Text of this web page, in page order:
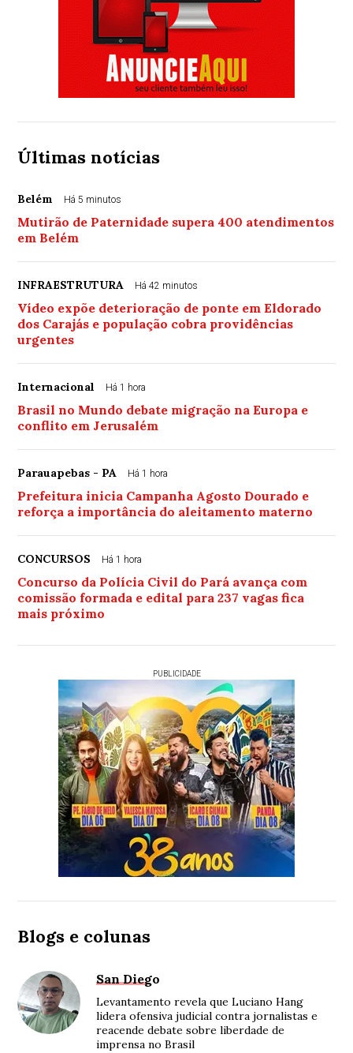
Últimas notícias
Belém Há 5 minutos
Mutirão de Paternidade supera 400 atendimentos
em Belém
INFRAESTRUTURA Há 42 minutos
Vídeo expõe deterioração de ponte em Eldorado
dos Carajás e população cobra providências
urgentes
Internacional Há 1 hora
Brasil no Mundo debate migração na Europa e
conflito em Jerusalém
Parauapebas - PA Há 1 hora
Prefeitura inicia Campanha Agosto Dourado e
reforça a importância do aleitamento materno
CONCURSOS Há 1 hora
Concurso da Polícia Civil do Pará avança com
comissão formada e edital para 237 vagas fica
mais próximo
PUBLICIDADE
Blogs e colunas
San Diego
Levantamento revela que Luciano Hang
lidera ofensiva judicial contra jornalistas e
reacende debate sobre liberdade de
imprensa no Brasil